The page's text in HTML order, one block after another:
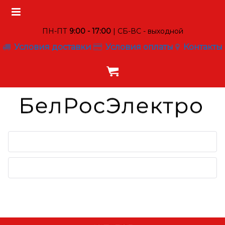
ПН-ПТ 9:00 - 17:00| СБ-ВС - выходной
Условия доставки Условия оплаты Контакты